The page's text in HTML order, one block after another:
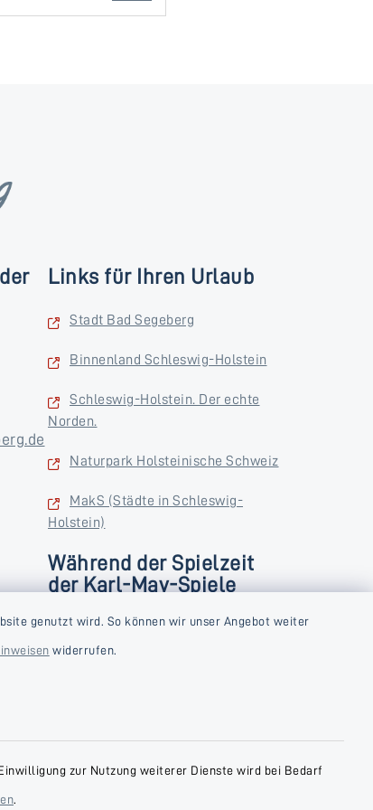
genutzt wird. So können wir unser Angebot weiter
widerrufen.
zur Nutzung weiterer Dienste wird bei Bedarf
.
Links für Ihren Urlaub
Stadt Bad Segeberg
Binnenland Schleswig-Holstein
Schleswig-Holstein. Der echte
Norden.
Naturpark Holsteinische Schweiz
MakS (Städte in Schleswig-
Holstein)
Während der Spielzeit
der Karl-May-Spiele
Donnerstag und Freitag